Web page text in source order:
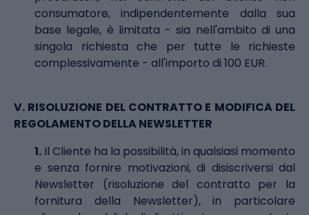
consumatore, indipendentemente dalla sua
base legale, è limitata - sia nell'ambito di una
singola richiesta che per tutte le richieste
complessivamente - all'importo di 100 EUR.
V. RISOLUZIONE DEL CONTRATTO E MODIFICA DEL
REGOLAMENTO DELLA NEWSLETTER
1. Il Cliente ha la possibilità, in qualsiasi momento
e senza fornire motivazioni, di disiscriversi dal
Newsletter (risoluzione del contratto per la
fornitura della Newsletter), in particolare